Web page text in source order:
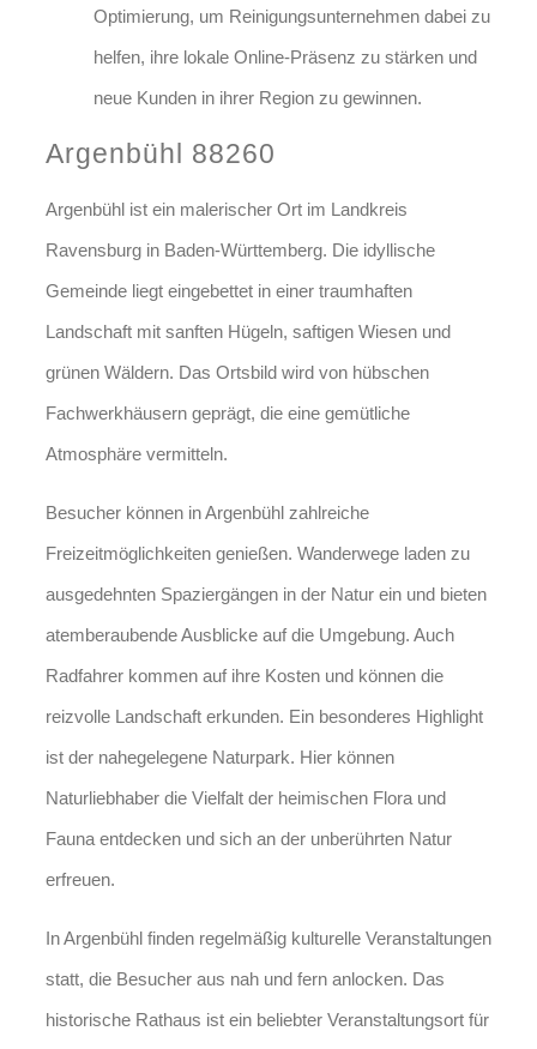
Optimierung, um Reinigungsunternehmen dabei zu
helfen, ihre lokale Online-Präsenz zu stärken und
neue Kunden in ihrer Region zu gewinnen.
Argenbühl 88260
Argenbühl ist ein malerischer Ort im Landkreis
Ravensburg in Baden-Württemberg. Die idyllische
Gemeinde liegt eingebettet in einer traumhaften
Landschaft mit sanften Hügeln, saftigen Wiesen und
grünen Wäldern. Das Ortsbild wird von hübschen
Fachwerkhäusern geprägt, die eine gemütliche
Atmosphäre vermitteln.
Besucher können in Argenbühl zahlreiche
Freizeitmöglichkeiten genießen. Wanderwege laden zu
ausgedehnten Spaziergängen in der Natur ein und bieten
atemberaubende Ausblicke auf die Umgebung. Auch
Radfahrer kommen auf ihre Kosten und können die
reizvolle Landschaft erkunden. Ein besonderes Highlight
ist der nahegelegene Naturpark. Hier können
Naturliebhaber die Vielfalt der heimischen Flora und
Fauna entdecken und sich an der unberührten Natur
erfreuen.
In Argenbühl finden regelmäßig kulturelle Veranstaltungen
statt, die Besucher aus nah und fern anlocken. Das
historische Rathaus ist ein beliebter Veranstaltungsort für